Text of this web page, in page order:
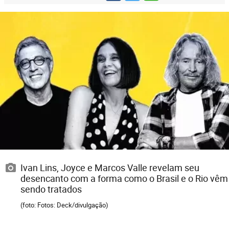
Ivan Lins, Joyce e Marcos Valle revelam seu
desencanto com a forma como o Brasil e o Rio vêm
sendo tratados
(foto: Fotos: Deck/divulgação)